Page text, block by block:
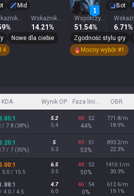
Mid
Wskaźnik wygranych Wskaźnik wyboru
14.21%
Nowe dla ciebie
Bot
Współczynnik zwycięstw
51.54% 6.71%
Zgodność stylu gry
Mocny wybór #1
KDA Wynik OP Faza liniowa OBR.
/ 7.8 (38%)
5.2
5.4
48: 52
44%
771.8/m
18.9%
/ 7 (35%)
5
5.3
49: 51
53%
893.2/m
22.3%
5.0 / 15.5
6.5
3.5
48: 52
50%
1410.1/m
30.3%
4.0 / 4.5
4.7
6.0
46: 54
0%
612.6/m
19.1%